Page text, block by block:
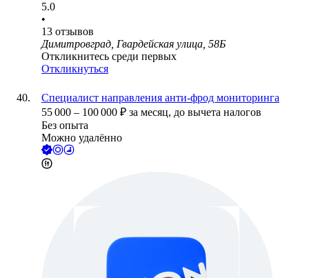
5.0
•
13 отзывов
Димитровград, Гвардейская улица, 58Б
Откликнитесь среди первых
Откликнуться
Специалист направления анти-фрод мониторинга
55 000 – 100 000 ₽ за месяц, до вычета налогов
Без опыта
Можно удалённо